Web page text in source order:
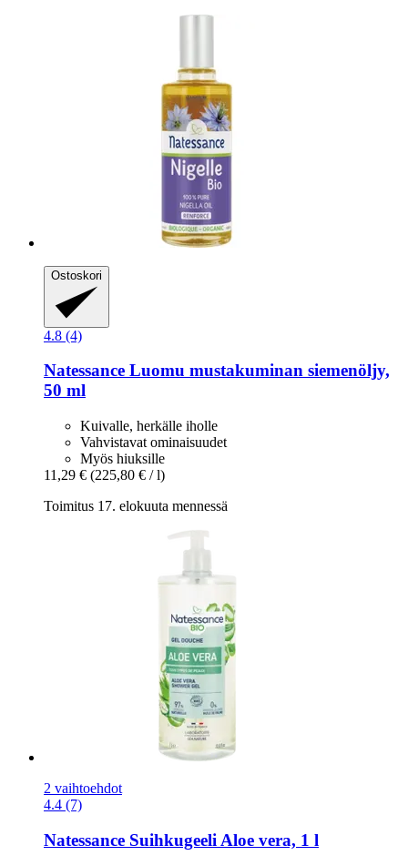
Ostoskori
4.8 (4)
Natessance Luomu mustakuminan siemenöljy,
50 ml
Kuivalle, herkälle iholle
Vahvistavat ominaisuudet
Myös hiuksille
11,29 € (225,80 € / l)
Toimitus 17. elokuuta mennessä
2 vaihtoehdot
4.4 (7)
Natessance Suihkugeeli Aloe vera, 1 l